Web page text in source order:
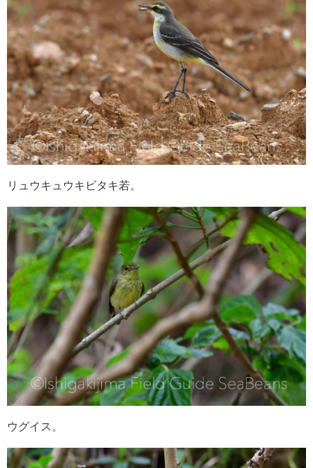
リュウキュウキビタキ若。
ウグイス。